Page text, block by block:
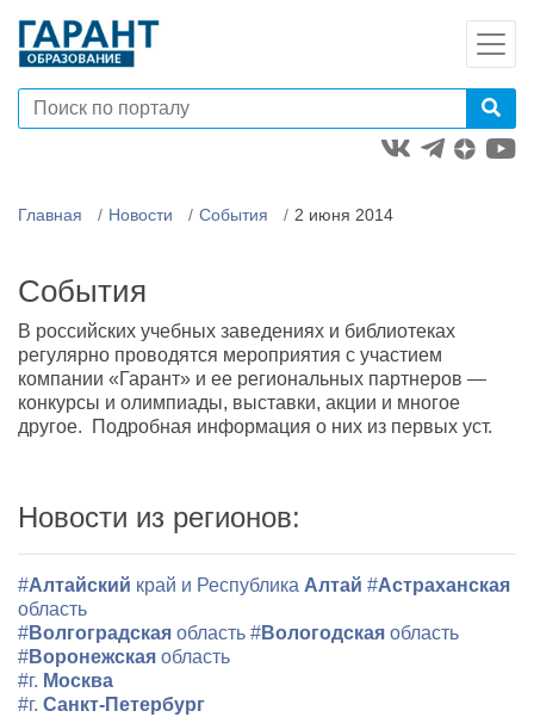
Главная Новости События 2 июня 2014
События
В российских учебных заведениях и библиотеках
регулярно проводятся мероприятия с участием
компании «Гарант» и ее региональных партнеров —
конкурсы и олимпиады, выставки, акции и многое
другое. Подробная информация о них из первых уст.
Новости из регионов:
#Алтайский край и Республика Алтай #Астраханская
область
#Волгоградская область #Вологодская область
#Воронежская область
#г. Москва
#г. Санкт-Петербург